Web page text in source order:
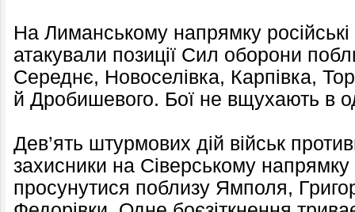
На Лиманському напрямку російські
атакували позиції Сил оборони
Середнє, Новоселівка, Карпівка,
й Дробишевого. Бої не вщухають в
Дев’ять штурмових дій військ
захисники на Сіверському
просунутися поблизу Ямполя,